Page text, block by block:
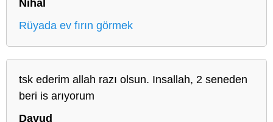
Nihal
Rüyada ev fırın görmek
tsk ederim allah razı olsun. Insallah, 2 seneden
beri is arıyorum
Davud